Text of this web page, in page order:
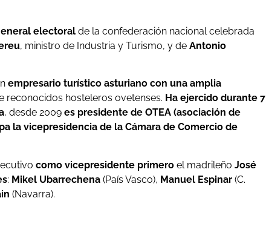
electoral de la confederación nacional celebrada
, ministro de Industria y Turismo, y de Antonio
empresario turístico asturiano con una amplia
reconocidos hosteleros ovetenses. Ha ejercido durante 7
, desde 2009 es presidente de OTEA (asociación de
la vicepresidencia de la Cámara de Comercio de
como vicepresidente primero el madrileño José
: Mikel Ubarrechena (País Vasco), Manuel Espinar (C.
(Navarra).